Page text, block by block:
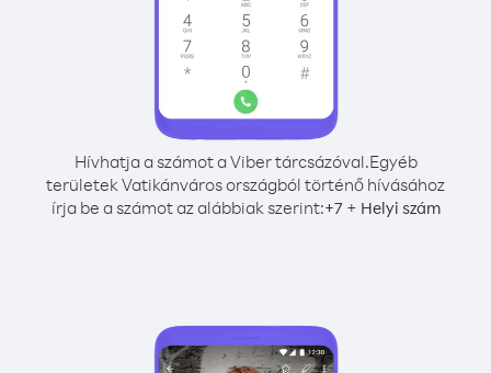
Hívhatja a számot a Viber tárcsázóval.Egyéb
területek Vatikánváros országból történő hívásához
írja be a számot az alábbiak szerint:+7+ Helyi szám